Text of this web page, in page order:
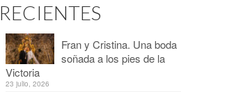
RECIENTES
Fran y Cristina. Una boda
soñada a los pies de la
Victoria
23 julio, 2026